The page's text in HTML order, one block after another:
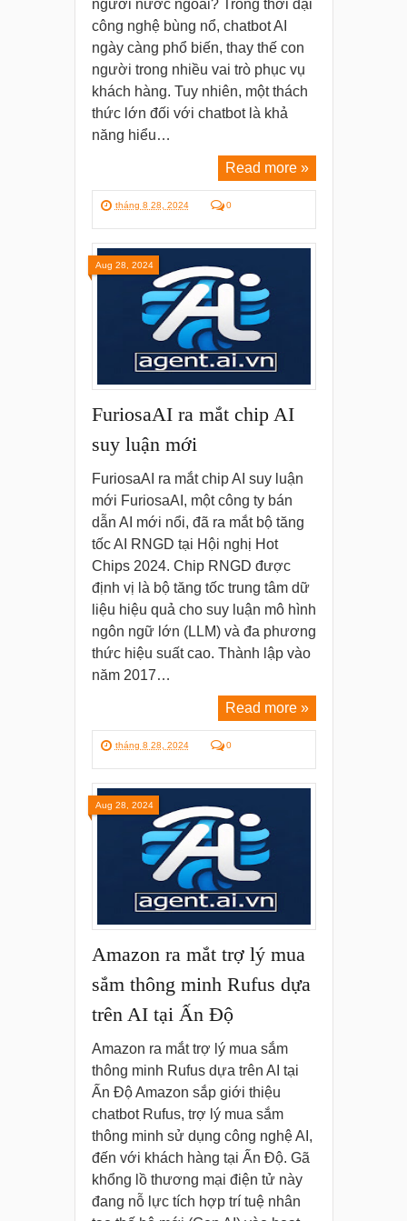
người nước ngoài? Trong thời đại
công nghệ bùng nổ, chatbot AI
ngày càng phổ biến, thay thế con
người trong nhiều vai trò phục vụ
khách hàng. Tuy nhiên, một thách
thức lớn đối với chatbot là khả
năng hiểu…
Read more »
tháng 8 28, 2024 0
FuriosaAI ra mắt chip AI
suy luận mới
FuriosaAI ra mắt chip AI suy luận
mới FuriosaAI, một công ty bán
dẫn AI mới nổi, đã ra mắt bộ tăng
tốc AI RNGD tại Hội nghị Hot
Chips 2024. Chip RNGD được
định vị là bộ tăng tốc trung tâm dữ
liệu hiệu quả cho suy luận mô hình
ngôn ngữ lớn (LLM) và đa phương
thức hiệu suất cao. Thành lập vào
năm 2017…
Read more »
tháng 8 28, 2024 0
Aug 28, 2024
Amazon ra mắt trợ lý mua
sắm thông minh Rufus dựa
trên AI tại Ấn Độ
Amazon ra mắt trợ lý mua sắm
thông minh Rufus dựa trên AI tại
Ấn Độ Amazon sắp giới thiệu
chatbot Rufus, trợ lý mua sắm
thông minh sử dụng công nghệ AI,
đến với khách hàng tại Ấn Độ. Gã
khổng lồ thương mại điện tử này
đang nỗ lực tích hợp trí tuệ nhân
Aug 28, 2024